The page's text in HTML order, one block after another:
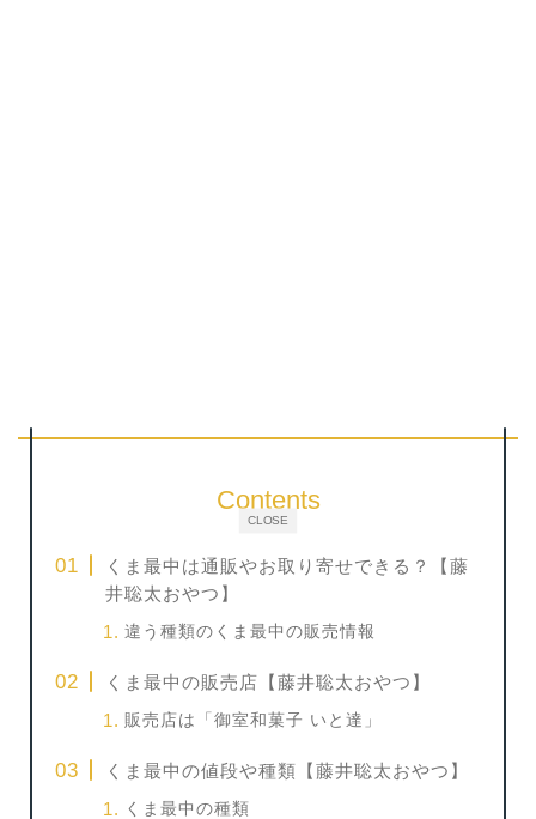
CLOSE
Contents
くま最中は通販やお取り寄せできる？【藤
井聡太おやつ】
違う種類のくま最中の販売情報
くま最中の販売店【藤井聡太おやつ】
販売店は「御室和菓子 いと達」
くま最中の値段や種類【藤井聡太おやつ】
くま最中の種類